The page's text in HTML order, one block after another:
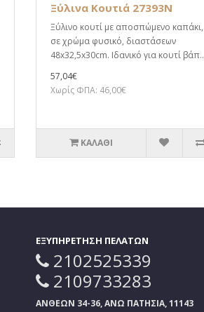
Ξύλινα Κουτιά 27393N
Ξύλινο κουτί με αποσπώμενο καπάκι,
σε χρώμα φυσικό, διαστάσεων
48x32,5x30cm. Ιδανικό για κουτί βάπ..
57,04€
Χωρίς ΦΠΑ: 46,00€
ΚΑΛΆΘΙ
ΕΞΥΠΗΡΕΤΗΣΗ ΠΕΛΑΤΩΝ
2102525339
2109733283
ΑΝΘΕΩΝ 34-36, ΑΝΩ ΠΑΤΗΣΙΑ, 11143